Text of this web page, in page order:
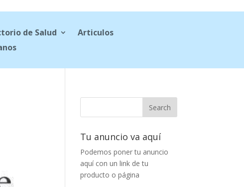
de Salud
Articulos
Tu anuncio va aquí
Podemos poner tu anuncio
aquí con un link de tu
producto o página